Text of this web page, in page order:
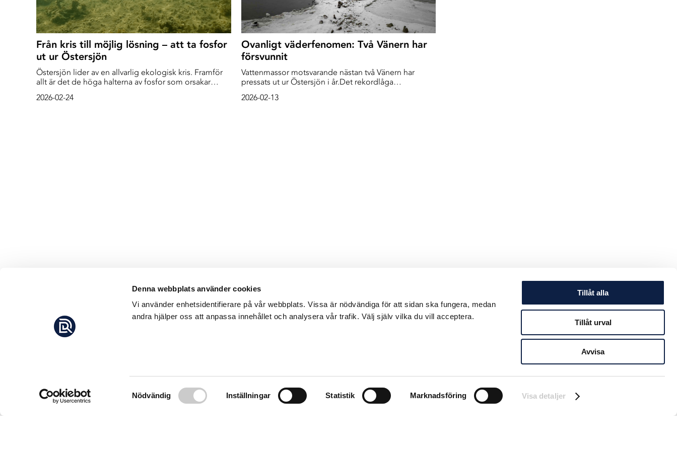
Denna webbplats använder cookies
Vi använder enhetsidentifierare på vår webbplats. Vissa är nödvändiga för att sidan ska fungera, medan
andra hjälper oss att anpassa innehållet och analysera vår trafik. Välj själv vilka du vill acceptera.
Samtyckesval
Nödvändig Inställningar Statistik Marknadsföring Visa detaljer
Tillåt alla
Tillåt urval
Avvisa
Från kris till möjlig lösning – att ta fosfor
ut ur Östersjön
Östersjön lider av en allvarlig ekologisk kris. Framför
allt är det de höga halterna av fosfor som orsakar
algblomningar. Fosfor är ett livsnödvändigt
2026-02-24
Ovanligt väderfenomen: Två Vänern har
försvunnit
Vattenmassor motsvarande nästan två Vänern har
pressats ut ur Östersjön i år.Det rekordlåga
syrefattiga bottnar. - Men det vore lite som att vinna på
2026-02-13